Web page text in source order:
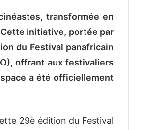
transformée en
Cette initiative, portée par
du Festival panafricain
offrant aux festivaliers
a été officiellement
29è édition du Festival